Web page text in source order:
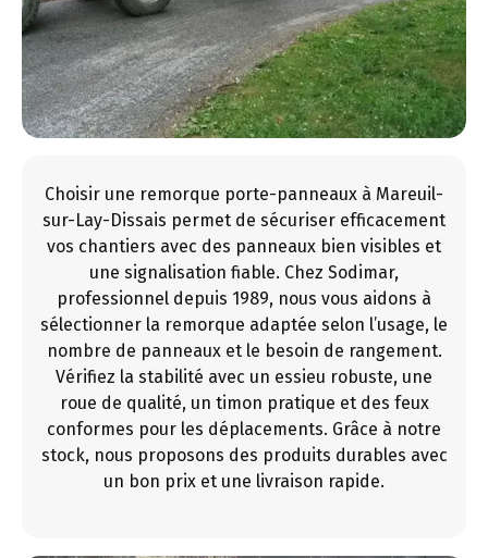
Choisir une remorque porte-panneaux à Mareuil-
sur-Lay-Dissais permet de sécuriser efficacement
vos chantiers avec des panneaux bien visibles et
une signalisation fiable. Chez Sodimar,
professionnel depuis 1989, nous vous aidons à
sélectionner la remorque adaptée selon l’usage, le
nombre de panneaux et le besoin de rangement.
Vérifiez la stabilité avec un essieu robuste, une
roue de qualité, un timon pratique et des feux
conformes pour les déplacements. Grâce à notre
stock, nous proposons des produits durables avec
un bon prix et une livraison rapide.